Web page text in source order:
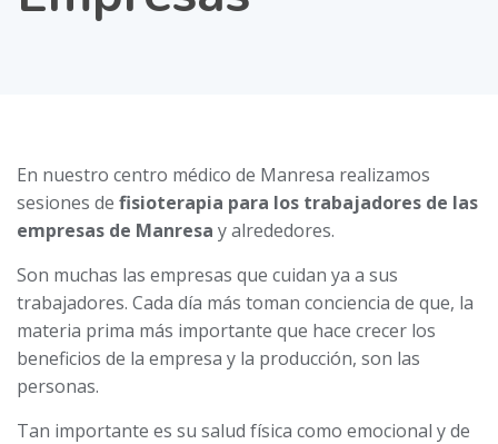
En nuestro centro médico de Manresa realizamos
sesiones de fisioterapia para los trabajadores de las
empresas de Manresa y alrededores.
Son muchas las empresas que cuidan ya a sus
trabajadores. Cada día más toman conciencia de que, la
materia prima más importante que hace crecer los
beneficios de la empresa y la producción, son las
personas.
Tan importante es su salud física como emocional y de